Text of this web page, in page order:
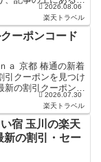
館宿泊...
2026.08.06
楽天トラベル
ーポンコード
ａ 京都 椿通の新着
引クーポンを見つけ
新の割引クーポンに
クーポ...
2026.07.30
楽天トラベル
宿 玉川の楽天
新の割引・セー